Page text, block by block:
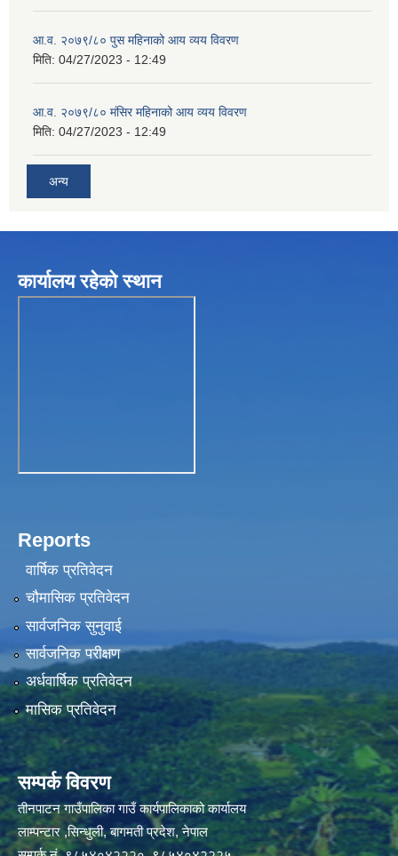
आ.व. २०७९/८० पुस महिनाको आय व्यय विवरण
मिति: 04/27/2023 - 12:49
आ.व. २०७९/८० मंसिर महिनाको आय व्यय विवरण
मिति: 04/27/2023 - 12:49
अन्य
कार्यालय रहेकाे स्थान
Reports
वार्षिक प्रतिवेदन
चौमासिक प्रतिवेदन
सार्वजनिक सुनुवाई
सार्वजनिक परीक्षण
अर्धवार्षिक प्रतिवेदन
मासिक प्रतिवेदन
सम्पर्क विवरण
तीनपाटन गाउँपालिका गाउँ कार्यपालिकाको कार्यालय
लाम्पन्टार ,सिन्धुली, बागमती प्रदेश, नेपाल